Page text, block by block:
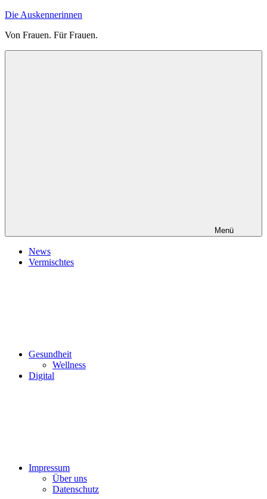
Zum
springen
Die Auskennerinnen
Von Frauen. Für Frauen.
Menü
News
Vermischtes
Gesundheit
Wellness
Digital
Impressum
Über uns
Datenschutz